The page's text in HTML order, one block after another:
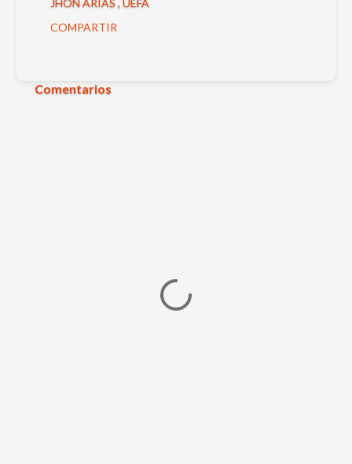
JHON ARIAS UEFA
COMPARTIR
Comentarios